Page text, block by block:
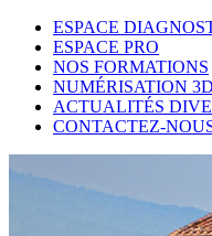
ESPACE
ESPACE PRO
NOS FORMATIONS
NUMÉRISATION
ACTUALITÉS
CONTACTEZ-